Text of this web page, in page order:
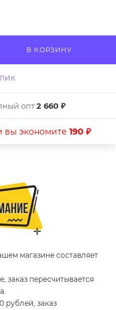
В КОРЗИНУ
опт2 660 ₽
вы экономите 190 ₽
магазине составляет
заказ пересчитывается
рублей, заказ